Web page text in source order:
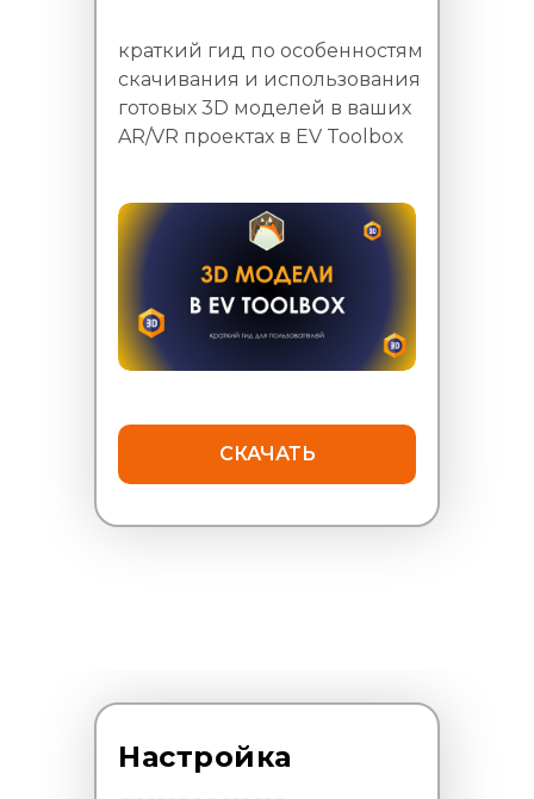
краткий гид по особенностям
скачивания и использования
готовых 3D моделей в ваших
AR/VR проектах в EV Toolbox
СКАЧАТЬ
Настройка